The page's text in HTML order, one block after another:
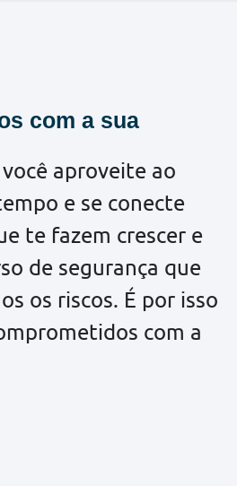
com a sua
aproveite ao
e se conecte
te fazem crescer e
de segurança que
os riscos. É por isso
com a